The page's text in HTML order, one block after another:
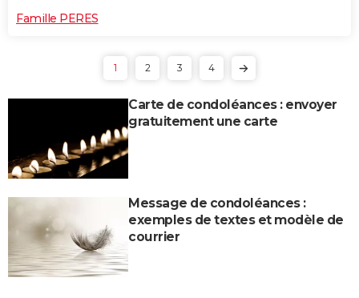
Famille PERES
1 2 3 4
Carte de condoléances : envoyer
gratuitement une carte
Message de condoléances :
exemples de textes et modèle de
courrier